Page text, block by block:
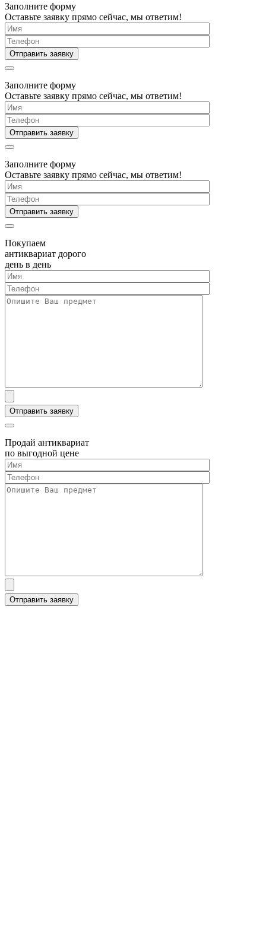
Заполните форму
Оставьте заявку прямо сейчас, мы ответим!
Заполните форму
Оставьте заявку прямо сейчас, мы ответим!
Заполните форму
Оставьте заявку прямо сейчас, мы ответим!
Покупаем
антиквариат дорого
день в день
Продай антиквариат
по выгодной цене